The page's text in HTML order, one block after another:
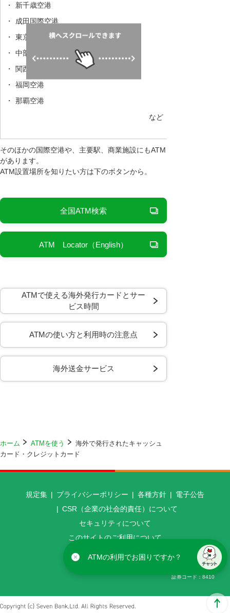
・
新千歳空港
・
成田国際空港
・
東京国際空港（羽田空港）
・
中部国際空港
・
関西国際空港
・
福岡空港
・
那覇空港
など
そのほかの国際空港や、主要駅、商業施設にもATM
があります。
ATM設置場所を知りたい方は下のボタンから。
全国ATM検索
ATM Locator（English）
ATMで使える海外発行カードとサー
ビス時間
ATMの使い方と利用時の注意点
海外送金サービス
ホーム ATMを使う
海外で発行されたキャッシュ
カード・クレジットカード
規定集 プライバシーポリシー 各種方針
電子公告
CSR（企業の社会的責任）について
セキュリティについて
このサイトのご利用について
アクセシビリティ方針について
0034
証券コード
8410
ATMの利用でお困りですか？